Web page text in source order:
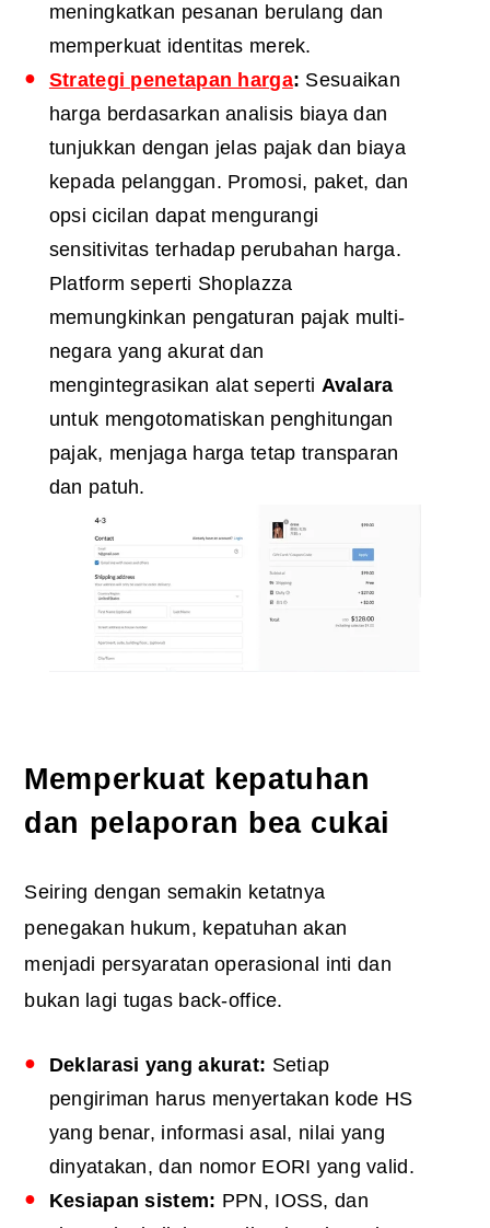
meningkatkan pesanan berulang dan
memperkuat identitas merek.
Strategi penetapan harga: Sesuaikan
harga berdasarkan analisis biaya dan
tunjukkan dengan jelas pajak dan biaya
kepada pelanggan. Promosi, paket, dan
opsi cicilan dapat mengurangi
sensitivitas terhadap perubahan harga.
Platform seperti Shoplazza
memungkinkan pengaturan pajak multi-
negara yang akurat dan
mengintegrasikan alat seperti Avalara
untuk mengotomatiskan penghitungan
pajak, menjaga harga tetap transparan
dan patuh.
Memperkuat kepatuhan
dan pelaporan bea cukai
Seiring dengan semakin ketatnya
penegakan hukum, kepatuhan akan
menjadi persyaratan operasional inti dan
bukan lagi tugas back-office.
Deklarasi yang akurat: Setiap
pengiriman harus menyertakan kode HS
yang benar, informasi asal, nilai yang
dinyatakan, dan nomor EORI yang valid.
Kesiapan sistem: PPN, IOSS, dan